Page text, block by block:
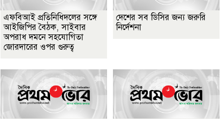
এফবিআই প্রতিনিধিদলের সঙ্গে
আইজিপির বৈঠক, সাইবার
অপরাধ দমনে সহযোগিতা
জোরদারের ওপর গুরুত্ব
দেশের সব ডিসির জন্য জরুরি
নির্দেশনা